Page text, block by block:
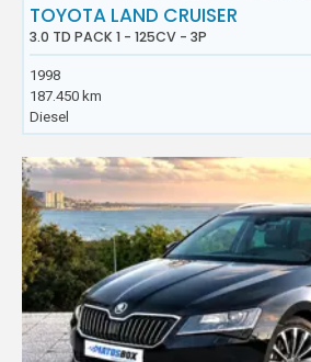
TOYOTA LAND CRUISER
3.0 TD PACK 1 - 125CV - 3P
1998
187.450 km
Diesel